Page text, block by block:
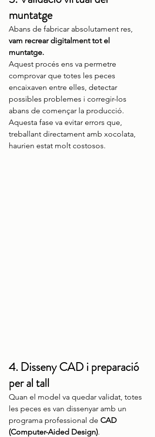
muntatge
Abans de fabricar absolutament res,
vam recrear digitalment tot el
muntatge.
Aquest procés ens va permetre
comprovar que totes les peces
encaixaven entre elles, detectar
possibles problemes i corregir-los
abans de començar la producció.
Aquesta fase va evitar errors que,
treballant directament amb xocolata,
haurien estat molt costosos.
4. Disseny CAD i preparació
per al tall
Quan el model va quedar validat, totes
les peces es van dissenyar amb un
programa professional de CAD
(Computer-Aided Design).